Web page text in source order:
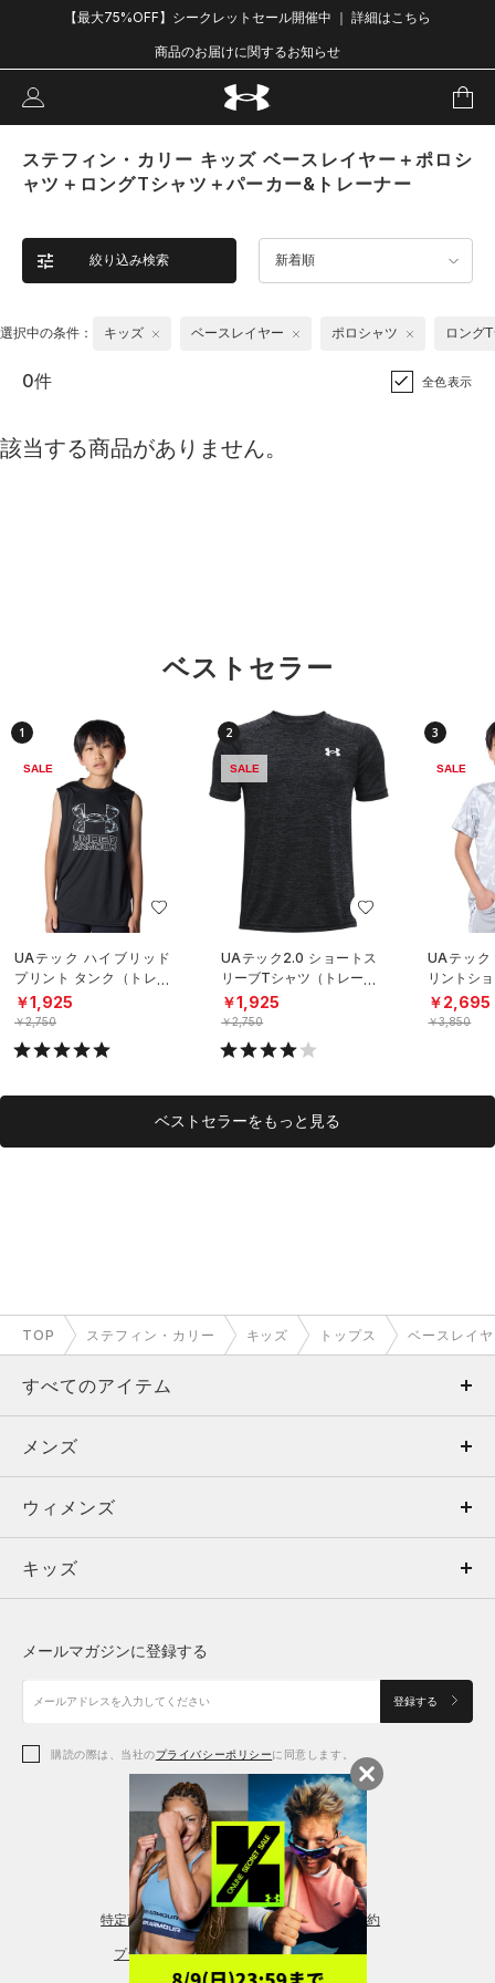
【最大75%OFF】シークレットセール開催中 ｜ 詳細はこちら
商品のお届けに関するお知らせ
ステフィン・カリー キッズ ベースレイヤー＋ポロシ
ャツ＋ロングTシャツ＋パーカー&トレーナー
絞り込み検索 新着順
選択中の条件： キッズ ベースレイヤー ポロシャツ ロング
0件 全色表示
該当する商品がありません。
ベストセラー
1
SALE
UAテック ハイブリッド
プリント タンク（トレー
ニング/BOYS）
￥1,925
￥2,750
2
SALE
UAテック2.0 ショートス
リーブTシャツ（トレーニ
ング/KIDS）
￥1,925
￥2,750
3
SALE
UAテック
リントシ
シャツ（
OYS）
￥2,695
￥3,850
ベストセラーをもっと見る
TOP ステフィン・カリー キッズ トップス ベースレイ
すべてのアイテム
メンズ
ウィメンズ
キッズ
アクセサリー
メンズ
トップス
ボトムス
アクセサリー
ウィメンズ
トップス
シューズ
アクセサリー
レギンス＆タイツ
キッズ
シューズ
メールマガジンに登録する
登録する
購読の際は、当社のプライバシーポリシーに同意します。
特定商取引法に基づく通販の表記 会員規約
プライバシーポリシー